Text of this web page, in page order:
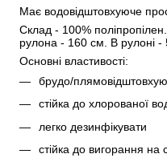
Має водовідштовхуюче
Склад - 100%
рулона - 160 см. В рулоні -
Основні властивості:
брудо/
стійка до хлорованої
легко дезинфікувати
стійка до вигорання на